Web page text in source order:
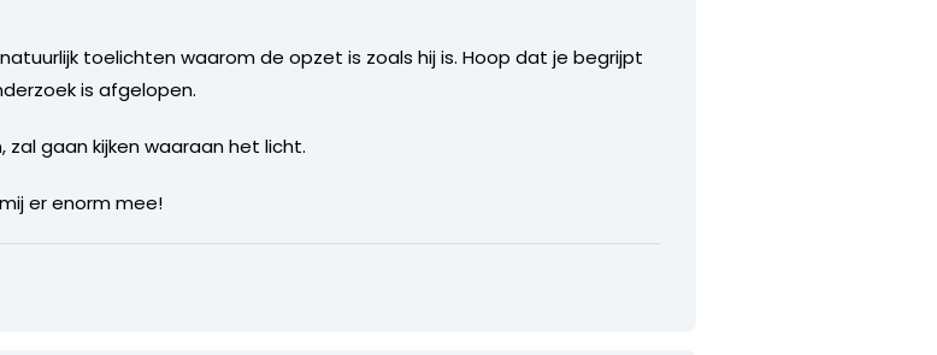
toelichten waarom de opzet is zoals hij is. Hoop dat je begrijpt
is afgelopen.
gaan kijken waaraan het licht.
er enorm mee!